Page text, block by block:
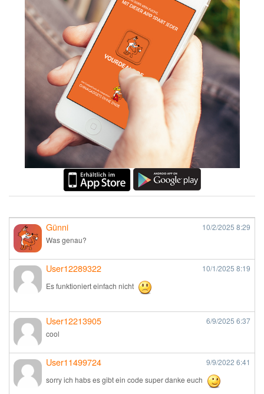
Günni 10/2/2025 8:29
Was genau?
User12289322 10/1/2025 8:19
Es funktioniert einfach nicht
User12213905 6/9/2025 6:37
cool
User11499724 9/9/2022 6:41
sorry ich habs es gibt ein code super danke euch